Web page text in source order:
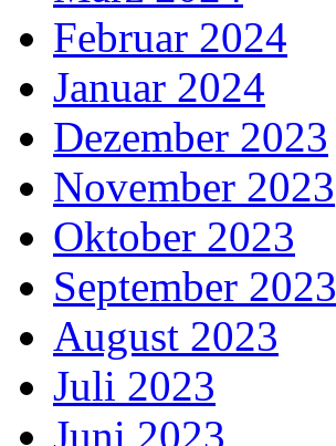
Februar 2024
Januar 2024
Dezember 2023
November 2023
Oktober 2023
September 2023
August 2023
Juli 2023
Juni 2023